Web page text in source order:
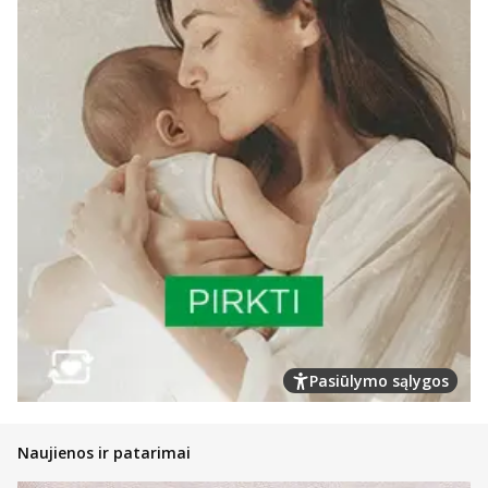
Pasiūlymo sąlygos
Naujienos ir patarimai